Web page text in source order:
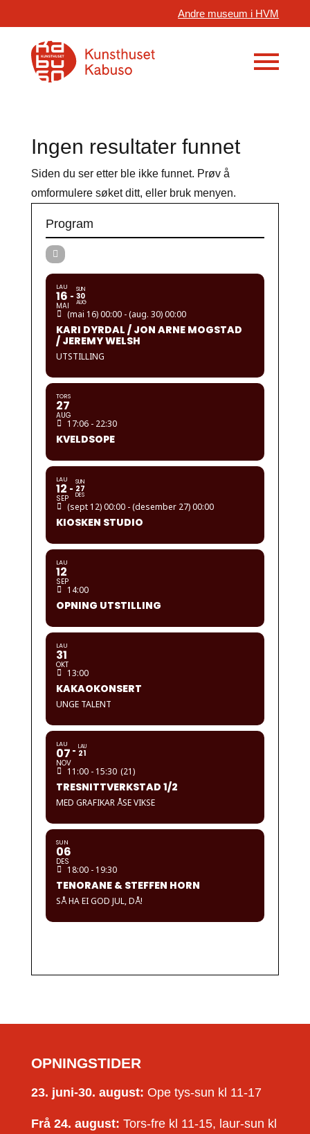
Andre museum i HVM
Ingen resultater funnet
Siden du ser etter ble ikke funnet. Prøv å
omformulere søket ditt, eller bruk menyen.
Program
LAU
16
MAI
SUN
30
AUG
(mai 16) 00:00 - (aug. 30) 00:00
KARI DYRDAL / JON ARNE MOGSTAD
/ JEREMY WELSH
UTSTILLING
TORS
27
AUG
17:06 - 22:30
KVELDSOPE
LAU
12
SEP
SUN
27
DES
(sept 12) 00:00 - (desember 27) 00:00
KIOSKEN STUDIO
LAU
12
SEP
14:00
OPNING UTSTILLING
LAU
31
OKT
13:00
KAKAOKONSERT
UNGE TALENT
LAU
07
NOV
LAU
21
11:00 - 15:30 (21)
TRESNITTVERKSTAD 1/2
MED GRAFIKAR ÅSE VIKSE
SUN
06
DES
18:00 - 19:30
TENORANE & STEFFEN HORN
SÅ HA EI GOD JUL, DÅ!
OPNINGSTIDER
23. juni-30. august: Ope tys-sun kl 11-17
Frå 24. august: Tors-fre kl 11-15, laur-sun kl